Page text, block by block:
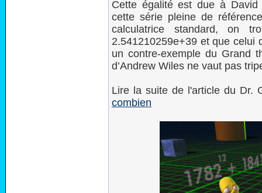
Cette égalité est due à
cette série pleine de
calculatrice standard, on
2.541210259e+39 et que celui
un contre-exemple du Grand
d’Andrew Wiles ne vaut pas
Lire la suite de l'article du Dr.
combien